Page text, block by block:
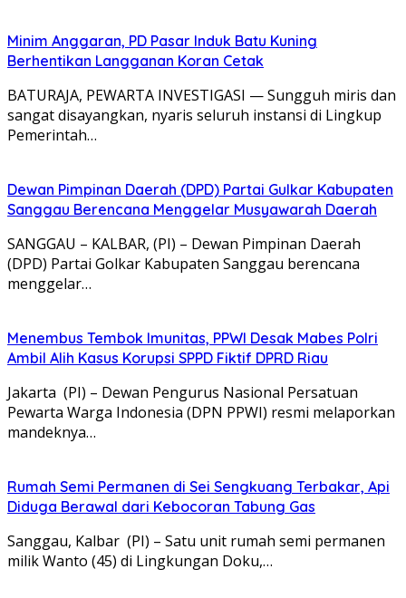
Minim Anggaran, PD Pasar Induk Batu Kuning
Berhentikan Langganan Koran Cetak
BATURAJA, PEWARTA INVESTIGASI — Sungguh miris dan
sangat disayangkan, nyaris seluruh instansi di Lingkup
Pemerintah…
Dewan Pimpinan Daerah (DPD) Partai Gulkar Kabupaten
Sanggau Berencana Menggelar Musyawarah Daerah
SANGGAU – KALBAR, (PI) – Dewan Pimpinan Daerah
(DPD) Partai Golkar Kabupaten Sanggau berencana
menggelar…
Menembus Tembok Imunitas, PPWI Desak Mabes Polri
Ambil Alih Kasus Korupsi SPPD Fiktif DPRD Riau
Jakarta (PI) – Dewan Pengurus Nasional Persatuan
Pewarta Warga Indonesia (DPN PPWI) resmi melaporkan
mandeknya…
Rumah Semi Permanen di Sei Sengkuang Terbakar, Api
Diduga Berawal dari Kebocoran Tabung Gas
Sanggau, Kalbar (PI) – Satu unit rumah semi permanen
milik Wanto (45) di Lingkungan Doku,…